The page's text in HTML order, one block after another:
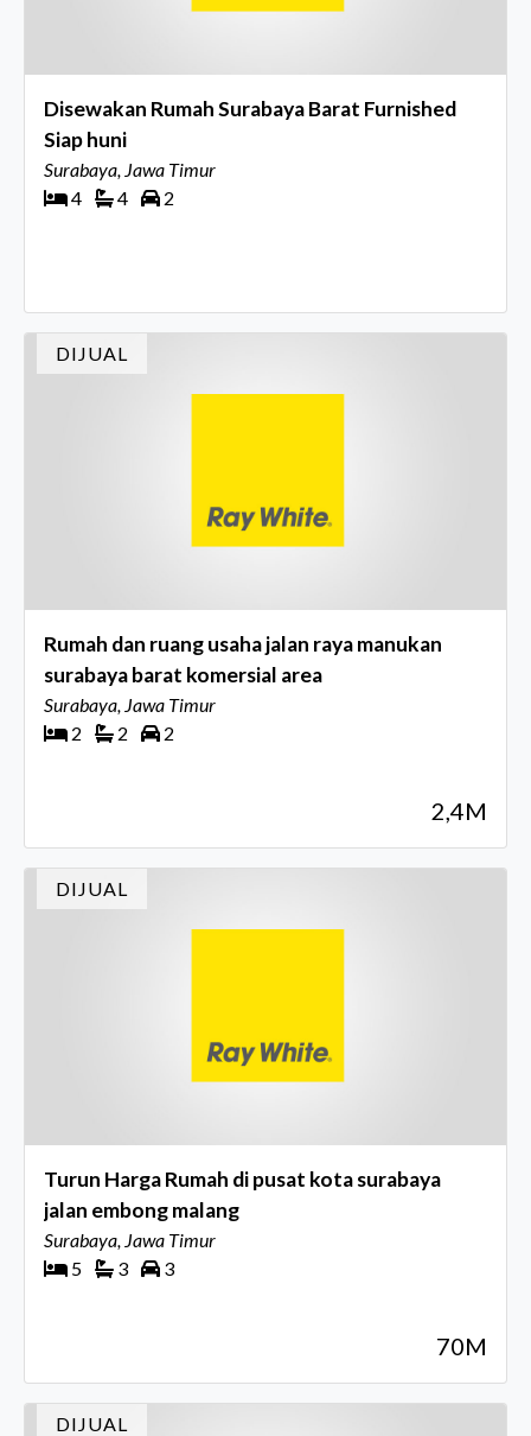
Disewakan Rumah Surabaya Barat Furnished
Siap huni
Surabaya, Jawa Timur
4
4 2
DIJUAL
Rumah dan ruang usaha jalan raya manukan
surabaya barat komersial area
Surabaya, Jawa Timur
2
2 2
2,4M
DIJUAL
Turun Harga Rumah di pusat kota surabaya
jalan embong malang
Surabaya, Jawa Timur
5
3 3
70M
DIJUAL